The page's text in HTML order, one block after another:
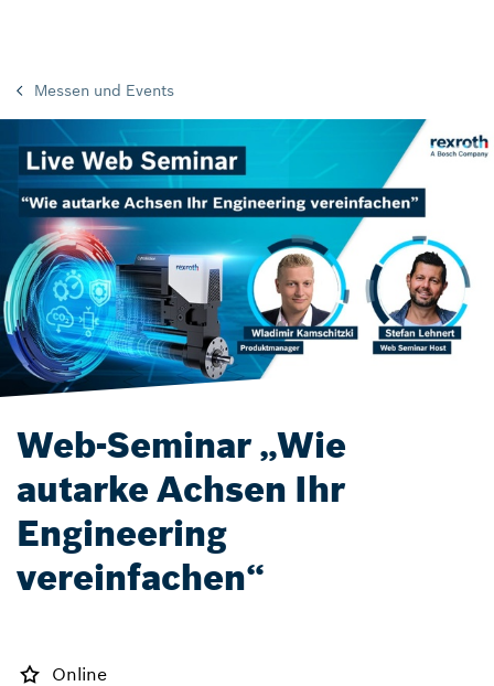
Messen und Events
Web-Seminar „Wie
autarke Achsen Ihr
Engineering
vereinfachen“
Online